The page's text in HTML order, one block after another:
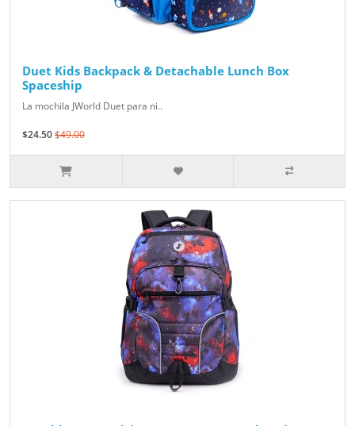
Duet Kids Backpack & Detachable Lunch Box
Spaceship
La mochila JWorld Duet para ni..
$24.50$49.00